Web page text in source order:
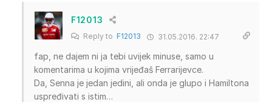
F12013
Reply to F12013 31.05.2016. 22:47
fap, ne dajem ni ja tebi uvijek minuse, samo u
komentarima u kojima vrijeđaš Ferrarijevce.
Da, Senna je jedan jedini, ali onda je glupo i Hamiltona
uspređivati s istim…